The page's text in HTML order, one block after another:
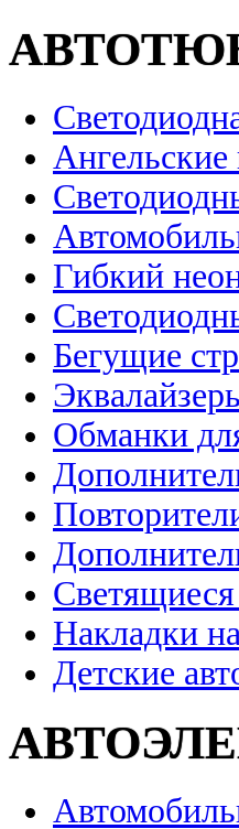
Ангельские
Гибкий
Бегущие
Обманки
Накладки
Детские